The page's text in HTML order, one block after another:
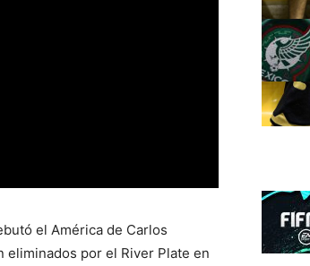
el América de Carlos
eliminados por el River Plate en